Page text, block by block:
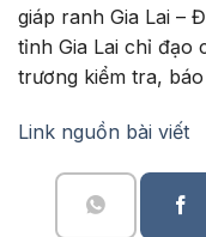
giáp ranh Gia Lai –
tỉnh Gia Lai chỉ đạo
trương kiểm tra,
Link nguồn bài viết